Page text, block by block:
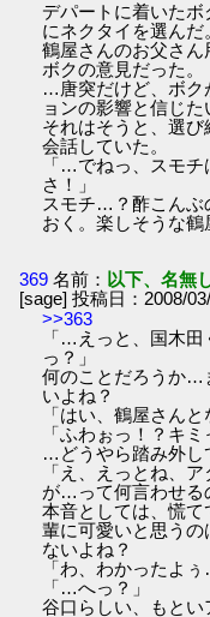
デパートに着いた
にネクタイを選んだ
鶴屋さんのお父さ
ボクの意見だった。
…唐突だけど、ボク
ョンの影響と信じた
それはそうと、選
会話していた。
「…でねっ、スモ
さ！」
スモチ…？酢こんぶ
おく。楽しそうな鶴
369 名前： 以下、名無
[sage] 投稿日：2008/
>>363
「…えっと、国木
っ？」
何のことだろうか…
いよね？
「はい、鶴屋さん
「ふわぉっ！？キ
…どうやら踏み外し
「え、えっとね、
が…って何言わせる
本音としては、慌
輩に可愛いと思う
ないよね？
「わ、わかったよ
「…へっ？」
谷口らしい、もと